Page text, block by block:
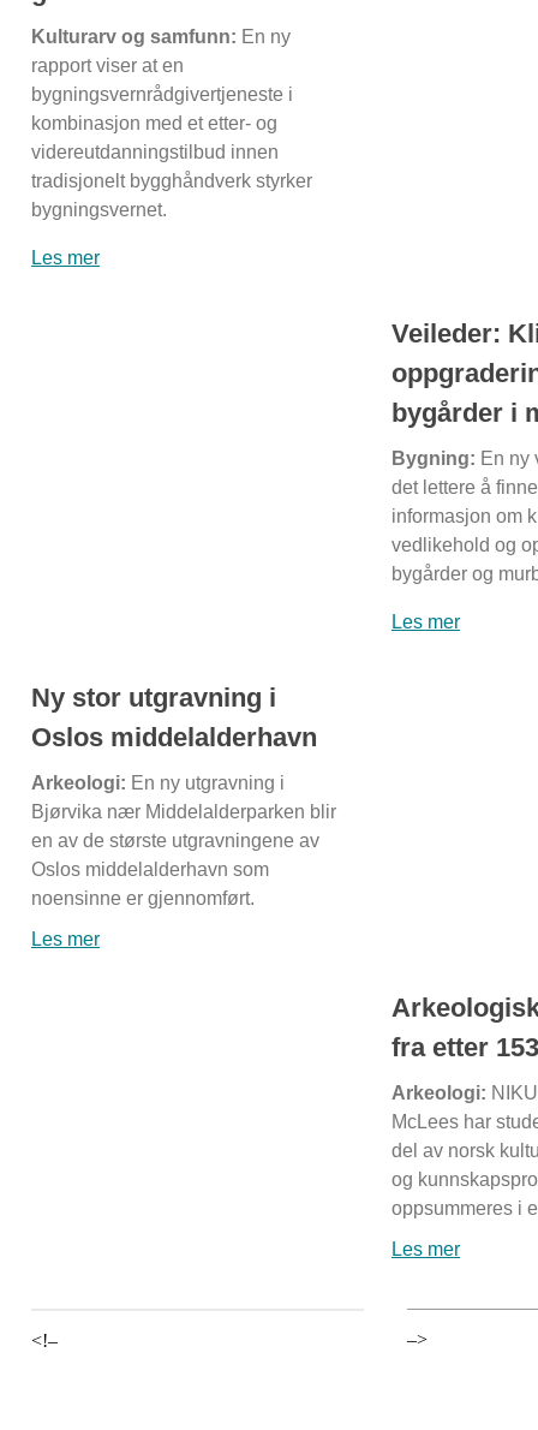
Kulturarv og samfunn: En ny
rapport viser at en
bygningsvernrådgivertjeneste i
kombinasjon med et etter- og
videreutdanningstilbud innen
tradisjonelt bygghåndverk styrker
bygningsvernet.
Les mer
Veileder:
bygårder i
Bygning: En ny
det lettere å
informasjon om
vedlikehold og
bygårder og
Les mer
Ny stor utgravning i
Oslos middelalderhavn
Arkeologi: En ny utgravning i
Bjørvika nær Middelalderparken blir
en av de største utgravningene av
Oslos middelalderhavn som
noensinne er gjennomført.
Les mer
fra etter
Arkeologi:
McLees har
del av norsk
og
oppsummeres i
Les mer
<!– –>